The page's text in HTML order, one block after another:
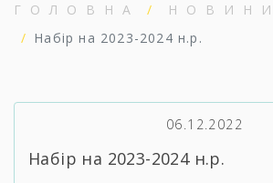
ГОЛОВНА
НОВИНИ
Набір на 2023-2024 н.р.
06.12.2022
Набір на 2023-2024 н.р.